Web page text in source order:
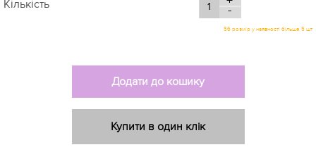
Кількість
-
56 розмір у наявності більше 5 шт
Додати до кошику
Купити в один клік